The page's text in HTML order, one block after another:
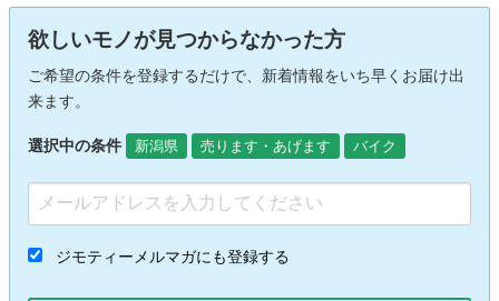
欲しいモノが見つからなかった方
ご希望の条件を登録するだけで、新着情報をいち早くお届け出
来ます。
選択中の条件 新潟県 売ります・あげます バイク
ジモティーメルマガにも登録する